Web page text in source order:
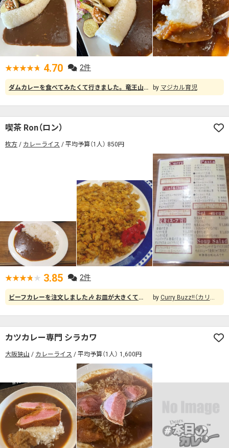
4.70 2件
ダムカレーを食べてみたくて行きました。 竜王山荘という建物内にあり、建物へ入って早速「燈々庵」へ入店。 スコップの形をした可愛いスプーンで、ダムカレーは全体的にボリュームたっぷりで大満足でした！ カレーは中辛くらいなので、辛口が苦手な方も食べられる辛さだと思います。 野菜が超新鮮で全て美味しくいただきました！また行きたいです。 マジカル育児
喫茶 Ron（ロン）
枚方 カレーライス 平均予算（1人） 850円
3.85 2件
ビーフカレーを注文しました🎶 お皿が大きくて驚きましたが食べてみるとルウもライスも量は丁度良く、美味しかったです✨ 店内は昔ながらの喫茶店のような雰囲気で、くつろぎついでに軽食に来ている方も多く【地元に愛されるお店】という感じがしました😌 Curry Buzz!!（カリーバズ）
カツカレー専門 シラカワ
大阪狭山 カレーライス 平均予算（1人） 1,600円